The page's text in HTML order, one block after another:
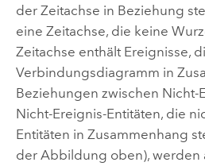
der Zeitachse in Beziehung
eine Zeitachse, die keine
Zeitachse enthält Ereignisse,
Verbindungsdiagramm in
Beziehungen zwischen Nicht-
Nicht-Ereignis-Entitäten, die
Entitäten in Zusammenhang
der Abbildung oben), werden